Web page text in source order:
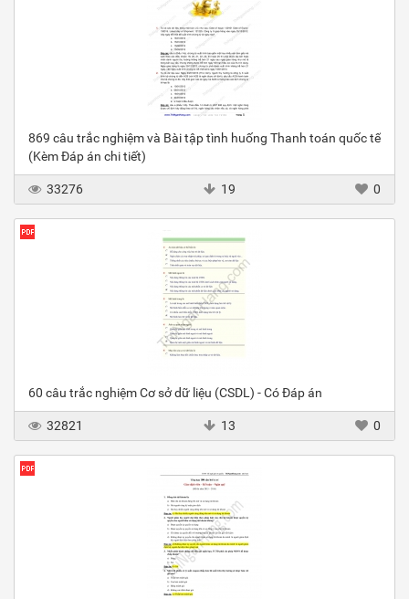
869 câu trắc nghiệm và Bài tập tình huống Thanh toán quốc tế
(Kèm Đáp án chi tiết)
33276 19 0
60 câu trắc nghiệm Cơ sở dữ liệu (CSDL) - Có Đáp án
32821 13 0